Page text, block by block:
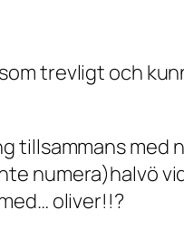
trevligt och
tillsammans med
numera)halvö
oliver!!?